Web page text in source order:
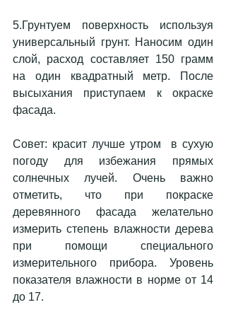
5.Грунтуем поверхность используя
универсальный грунт. Наносим один
слой, расход составляет 150 грамм
на один квадратный метр. После
высыхания приступаем к окраске
фасада.
Совет: красит лучше утром  в сухую
погоду для избежания прямых
солнечных лучей. Очень важно
отметить, что при покраске
деревянного фасада желательно
измерить степень влажности дерева
при помощи специального
измерительного прибора. Уровень
показателя влажности в норме от 14
до 17.